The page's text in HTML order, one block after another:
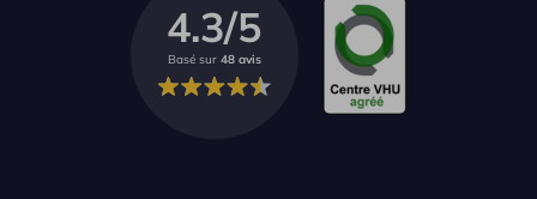
4.3/5
Basé sur 48 avis